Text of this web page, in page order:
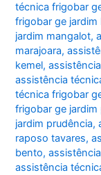
técnica frigobar
frigobar ge jardim
jardim mangalot,
marajoara,
kemel,
assistência
técnica frigobar
frigobar ge jardim
jardim prudência,
raposo tavares,
bento,
assistência